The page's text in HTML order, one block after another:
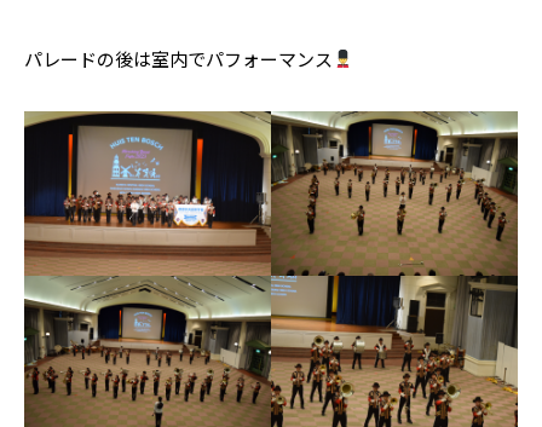
パレードの後は室内でパフォーマンス